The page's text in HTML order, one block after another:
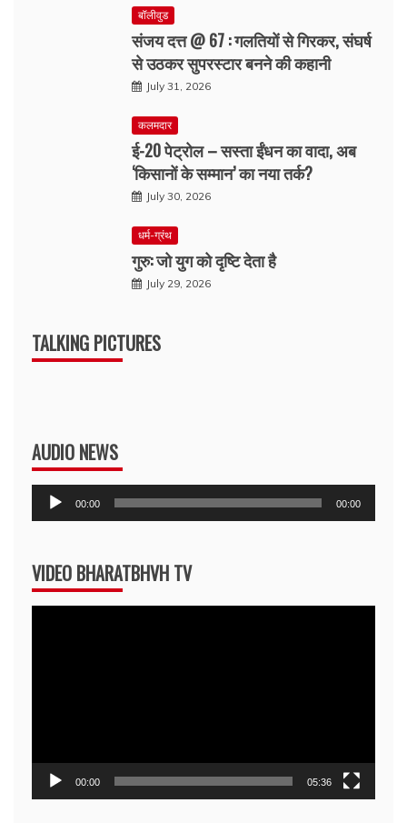
बॉलीवुड
संजय दत्त @ 67 : गलतियों से गिरकर, संघर्ष
से उठकर सुपरस्टार बनने की कहानी
July 31, 2026
कलमदार
ई-20 पेट्रोल – सस्ता ईंधन का वादा, अब
‘किसानों के सम्मान’ का नया तर्क?
July 30, 2026
धर्म-ग्रंथ
गुरु: जो युग को दृष्टि देता है
July 29, 2026
TALKING PICTURES
AUDIO NEWS
Audio
Player
00:00 00:00
VIDEO BHARATBHVH TV
00:00 05:36